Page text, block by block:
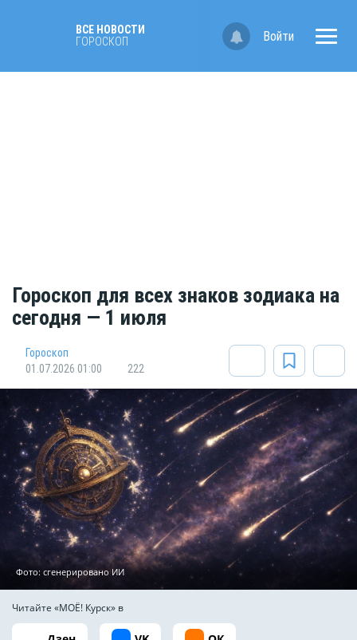
ВСЕ НОВОСТИ
ГОРОСКОП
Войти
Гороскоп для всех знаков зодиака на
сегодня — 1 июля
Гороскоп
01.07.2026 01:00
222
Фото: сгенерировано ИИ
Читайте «МОЁ! Курск» в